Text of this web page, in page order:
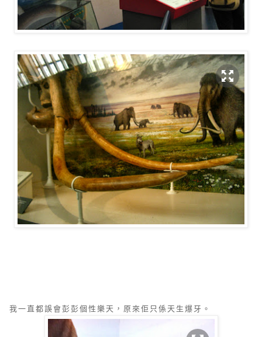
我一直都誤會彭彭個性樂天，原來佢只係天生爆牙。